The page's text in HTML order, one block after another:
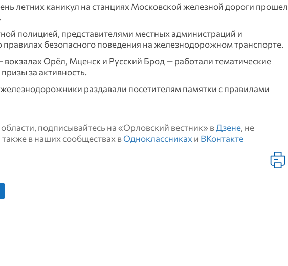
летних каникул на станциях Московской железной дороги прошел
полицией, представителями местных администраций и
безопасного поведения на железнодорожном транспорте.
Орёл, Мценск и Русский Брод — работали тематические
за активность.
раздавали посетителям памятки с правилами
подписывайтесь на «Орловский вестник» вДзене, не
также в наших сообществах вОдноклассниках и ВКонтакте